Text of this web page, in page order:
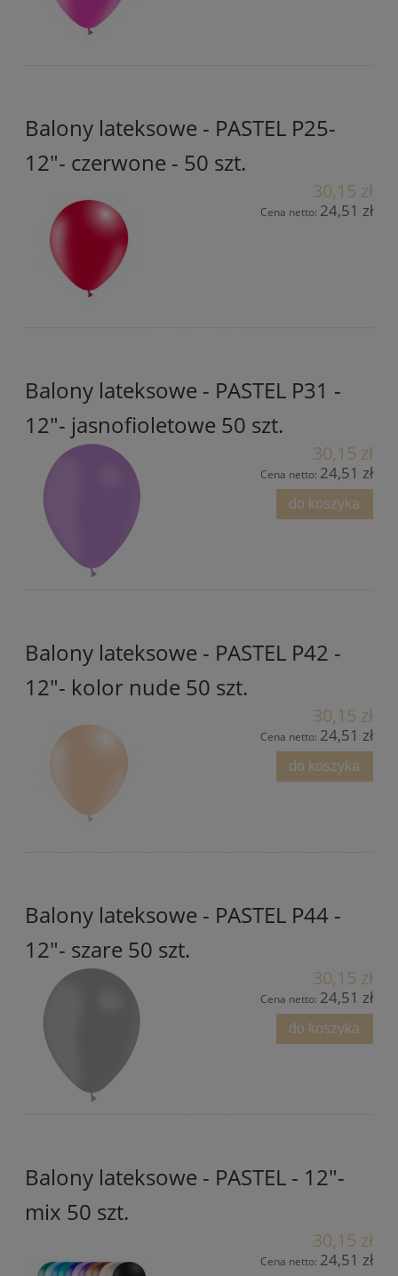
Balony lateksowe - PASTEL P25-
12"- czerwone - 50 szt.
30,15 zł
Cena netto: 24,51 zł
Balony lateksowe - PASTEL P31 -
12"- jasnofioletowe 50 szt.
30,15 zł
Cena netto: 24,51 zł
do koszyka
Balony lateksowe - PASTEL P42 -
12"- kolor nude 50 szt.
30,15 zł
Cena netto: 24,51 zł
do koszyka
Balony lateksowe - PASTEL P44 -
12"- szare 50 szt.
30,15 zł
Cena netto: 24,51 zł
do koszyka
Balony lateksowe - PASTEL - 12"-
mix 50 szt.
30,15 zł
Cena netto: 24,51 zł